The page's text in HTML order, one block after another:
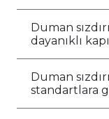
Duman
dayanıklı
Duman
standartlara